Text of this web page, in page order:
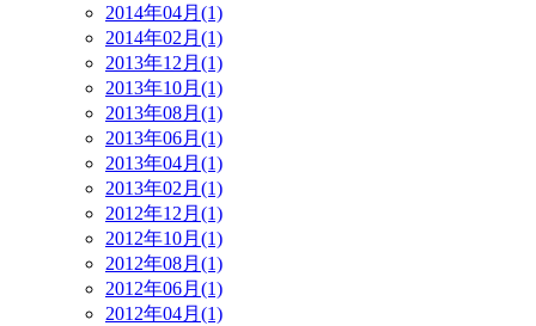
2014年04月(1)
2014年02月(1)
2013年12月(1)
2013年10月(1)
2013年08月(1)
2013年06月(1)
2013年04月(1)
2013年02月(1)
2012年12月(1)
2012年10月(1)
2012年08月(1)
2012年06月(1)
2012年04月(1)